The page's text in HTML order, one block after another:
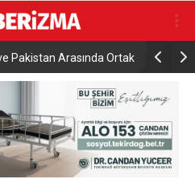
açıklarındaki Türk kuru yük